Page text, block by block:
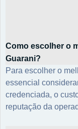
Como escolher o
Guarani?
Para escolher o
essencial
credenciada, o
reputação da